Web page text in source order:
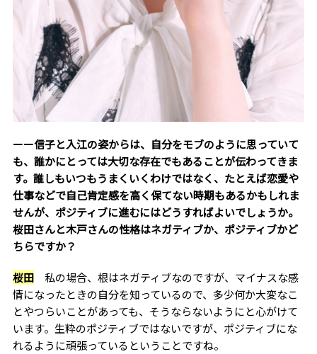
ーー信子と入江の姿からは、自分をモブのように思っていて
も、誰かにとっては大切な存在でもあることが伝わってきま
す。誰しもいつもうまくいくわけではなく、たとえば恋愛や
仕事などで自己肯定感を高く保てない時期もあるかもしれま
せんが、ポジティブに進むにはどうすればよいでしょうか。
桜田さんと木戸さんの性格はネガティブか、ポジティブかど
ちらですか？
桜田
私の場合、根はネガティブなのですが、マイナスな感
情になったときの自分を知っているので、多少何か大変なこ
とやつらいことがあっても、そうならないようにと心がけて
います。生粋のポジティブではないですが、ポジティブにな
れるように頑張っているということですね。